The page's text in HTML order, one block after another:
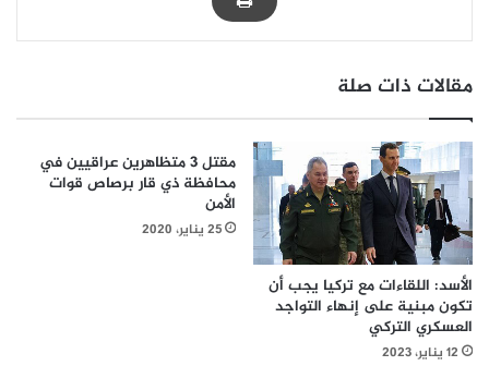
مقالات ذات صلة
الأسد: اللقاءات مع تركيا يجب أن
تكون مبنية على إنهاء التواجد
العسكري التركي
12 يناير، 2023
مقتل 3 متظاهرين عراقيين في
محافظة ذي قار برصاص قوات
الأمن
25 يناير، 2020